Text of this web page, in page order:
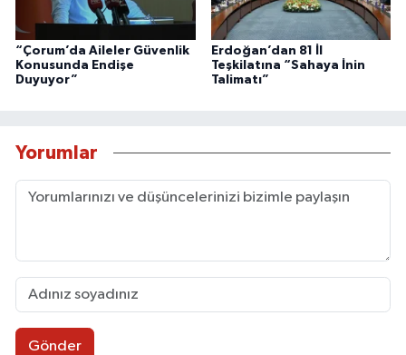
“Çorum’da Aileler Güvenlik
Konusunda Endişe
Duyuyor”
Erdoğan’dan 81 İl
Teşkilatına “Sahaya İnin
Talimatı”
Yorumlar
Gönder